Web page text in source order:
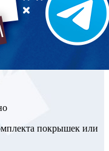
покрышек или